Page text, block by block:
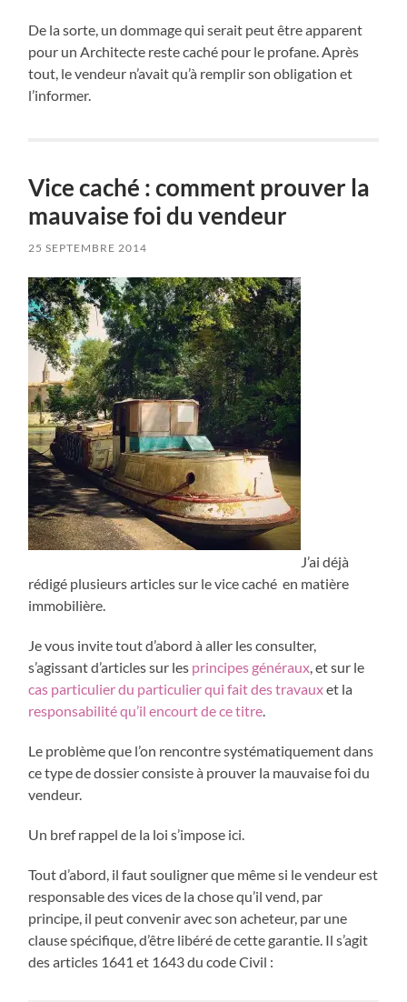
De la sorte, un dommage qui serait peut être apparent
pour un Architecte reste caché pour le profane. Après
tout, le vendeur n’avait qu’à remplir son obligation et
l’informer.
Vice caché : comment prouver la
mauvaise foi du vendeur
25 SEPTEMBRE 2014
J’ai déjà
rédigé plusieurs articles sur le vice caché en matière
immobilière.
Je vous invite tout d’abord à aller les consulter,
s’agissant d’articles sur les principes généraux, et sur le
cas particulier du particulier qui fait des travauxet la
responsabilité qu’il encourt de ce titre.
Le problème que l’on rencontre systématiquement dans
ce type de dossier consiste à prouver la mauvaise foi du
vendeur.
Un bref rappel de la loi s’impose ici.
Tout d’abord, il faut souligner que même si le vendeur est
responsable des vices de la chose qu’il vend, par
principe, il peut convenir avec son acheteur, par une
clause spécifique, d’être libéré de cette garantie. Il s’agit
des articles 1641 et 1643 du code Civil :